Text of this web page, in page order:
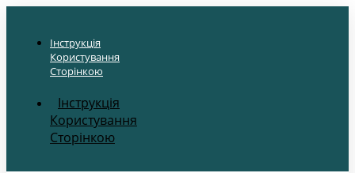
Інструкція
Користування
Сторінкою
Інструкція
Користування
Сторінкою